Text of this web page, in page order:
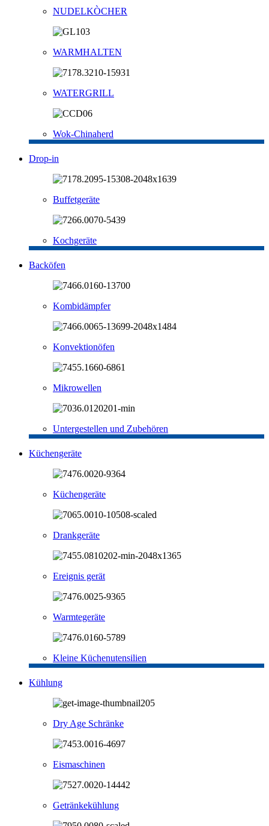
NUDELKÒCHER
WARMHALTEN
WATERGRILL
Wok-Chinaherd
Drop-in
Buffetgeräte
Kochgeräte
Backöfen
Kombidämpfer
Konvektionöfen
Mikrowellen
Untergestellen und Zubehören
Küchengeräte
Küchengeräte
Drankgeräte
Ereignis gerät
Warmtegeräte
Kleine Küchenutensilien
Kühlung
Dry Age Schränke
Eismaschinen
Getränkekühlung